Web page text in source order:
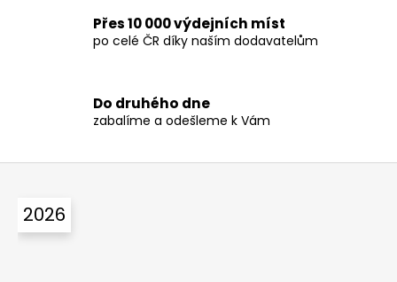
k
y
p
i
u
Přes 10 000 výdejních míst
po celé ČR díky naším dodavatelům
Do druhého dne
zabalíme a odešleme k Vám
Z
2026